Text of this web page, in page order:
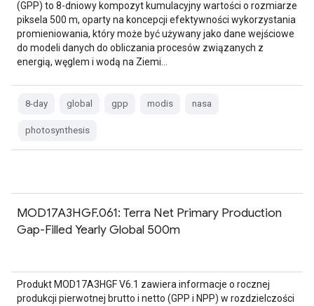
(GPP) to 8-dniowy kompozyt kumulacyjny wartości o rozmiarze
piksela 500 m, oparty na koncepcji efektywności wykorzystania
promieniowania, który może być używany jako dane wejściowe
do modeli danych do obliczania procesów związanych z
energią, węglem i wodą na Ziemi…
8-day global gpp modis nasa
photosynthesis
MOD17A3HGF.061: Terra Net Primary Production
Gap-Filled Yearly Global 500m
Produkt MOD17A3HGF V6.1 zawiera informacje o rocznej
produkcji pierwotnej brutto i netto (GPP i NPP) w rozdzielczości